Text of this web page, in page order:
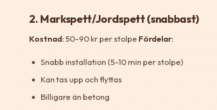
2. Markspett/Jordspett (snabbast)
Kostnad: 50-90 kr per stolpe Fördelar:
Snabb installation (5-10 min per stolpe)
Kan tas upp och flyttas
Billigare än betong